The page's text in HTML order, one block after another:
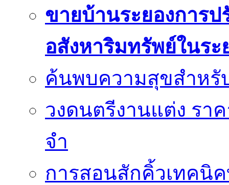
ขายบ้านระยองการ
อสังหาริมทรัพย์ในระ
ค้นพบความสุขสำหรั
วงดนตรีงานแต่ง รา
จำ
การสอนสักคิ้วเทคนิ